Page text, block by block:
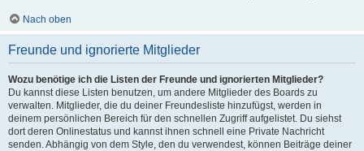
Nach oben
Freunde und ignorierte Mitglieder
Wozu benötige ich die Listen der Freunde und ignorierten Mitglieder?
Du kannst diese Listen benutzen, um andere Mitglieder des Boards zu
verwalten. Mitglieder, die du deiner Freundesliste hinzufügst, werden in
deinem persönlichen Bereich für den schnellen Zugriff aufgelistet. Du siehst
dort deren Onlinestatus und kannst ihnen schnell eine Private Nachricht
senden. Abhängig von dem Style, den du verwendest, können Beiträge deiner